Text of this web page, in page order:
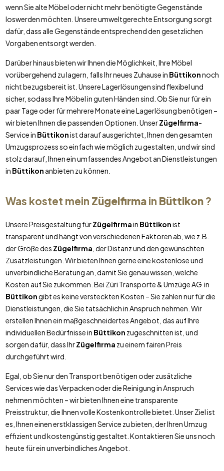
wenn Sie alte Möbel oder nicht mehr benötigte Gegenstände
loswerden möchten. Unsere umweltgerechte Entsorgung sorgt
dafür, dass alle Gegenstände entsprechend den gesetzlichen
Vorgaben entsorgt werden.
Darüber hinaus bieten wir Ihnen die Möglichkeit, Ihre Möbel
vorübergehend zu lagern, falls Ihr neues Zuhause in Büttikonnoch
nicht bezugsbereit ist. Unsere Lagerlösungen sind flexibel und
sicher, sodass Ihre Möbel in guten Händen sind. Ob Sie nur für ein
paar Tage oder für mehrere Monate eine Lagerlösung benötigen –
wir bieten Ihnen die passenden Optionen. UnserZügelfirma-
Service in Büttikonist darauf ausgerichtet, Ihnen den gesamten
Umzugsprozess so einfach wie möglich zu gestalten, und wir sind
stolz darauf, Ihnen ein umfassendes Angebot an Dienstleistungen
in Büttikon anbieten zu können.
Was kostet mein Zügelfirmain Büttikon?
Unsere Preisgestaltung fürZügelfirmain Büttikonist
transparent und hängt von verschiedenen Faktoren ab, wie z.B.
der Größe des Zügelfirma , der Distanz und den gewünschten
Zusatzleistungen. Wir bieten Ihnen gerne eine kostenlose und
unverbindliche Beratung an, damit Sie genau wissen, welche
Kosten auf Sie zukommen. Bei Züri Transporte & Umzüge AG in
Büttikongibt es keine versteckten Kosten – Sie zahlen nur für die
Dienstleistungen, die Sie tatsächlich in Anspruch nehmen. Wir
erstellen Ihnen ein maßgeschneidertes Angebot, das auf Ihre
individuellen Bedürfnisse in Büttikon zugeschnitten ist, und
sorgen dafür, dass IhrZügelfirma zu einem fairen Preis
durchgeführt wird.
Egal, ob Sie nur den Transport benötigen oder zusätzliche
Services wie das Verpacken oder die Reinigung in Anspruch
nehmen möchten – wir bieten Ihnen eine transparente
Preisstruktur, die Ihnen volle Kostenkontrolle bietet. Unser Ziel ist
es, Ihnen einen erstklassigen Service zu bieten, der Ihren Umzug
effizient und kostengünstig gestaltet. Kontaktieren Sie uns noch
heute für ein unverbindliches Angebot.